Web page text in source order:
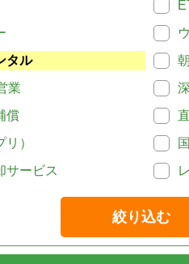
タル
業
償
）
サービス
絞り込む